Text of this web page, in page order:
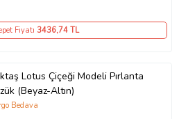
Fiyatı 3436,74 TL
Lotus Çiçeği Modeli Pırlanta
(Beyaz-Altın)
Bedava